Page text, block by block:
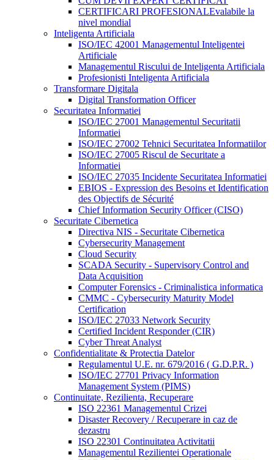
CERTIFICARI PROFESIONALEvalabile la
nivel mondial
Inteligenta Artificiala
ISO/IEC 42001 Managementul Inteligentei
Artificiale
Managementul Riscului de Inteligenta Artificiala
Profesionisti Inteligenta Artificiala
Transformare Digitala
Digital Transformation Officer
Securitatea Informatiei
ISO/IEC 27001 Managementul Securitatii
Informatiei
ISO/IEC 27002 Tehnici Securitatea Informatiilor
ISO/IEC 27005 Riscul de Securitate a
Informatiei
ISO/IEC 27035 Incidente Securitatea Informatiei
EBIOS - Expression des Besoins et Identification
des Objectifs de Sécurité
Chief Information Security Officer (CISO)
Securitate Cibernetica
Directiva NIS - Securitate Cibernetica
Cybersecurity Management
Cloud Security
SCADA Security - Supervisory Control and
Data Acquisition
Computer Forensics - Criminalistica informatica
CMMC - Cybersecurity Maturity Model
Certification
ISO/IEC 27033 Network Security
Certified Incident Responder (CIR)
Cyber Threat Analyst
Confidentialitate & Protectia Datelor
Regulamentul U.E. nr. 679/2016 ( G.D.P.R. )
ISO/IEC 27701 Privacy Information
Management System (PIMS)
Continuitate, Rezilienta, Recuperare
ISO 22361 Managementul Crizei
Disaster Recovery / Recuperare in caz de
dezastru
ISO 22301 Continuitatea Activitatii
Managementul Rezilientei Operationale